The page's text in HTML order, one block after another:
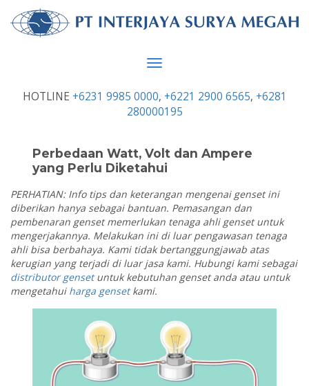
Toggle
HOTLINE +6231 9985 0000, +6221 2900 6565, +6281
280000195
Perbedaan Watt, Volt dan Ampere
yang Perlu Diketahui
PERHATIAN: Info tips dan keterangan mengenai genset ini
diberikan hanya sebagai bantuan. Pemasangan dan
pembenaran genset memerlukan tenaga ahli genset untuk
mengerjakannya. Melakukan ini di luar pengawasan tenaga
ahli bisa berbahaya. Kami tidak bertanggungjawab atas
kerugian yang terjadi di luar jasa kami. Hubungi kami sebagai
distributor gensetuntuk kebutuhan genset anda atau untuk
mengetahui harga gensetkami.